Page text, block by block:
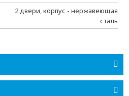
2 двери, корпус - нержавеющая
сталь